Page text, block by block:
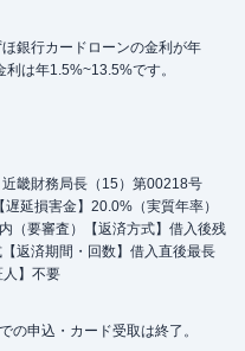
銀行カードローンの金利が年
は年1.5%~13.5%です。
畿財務局長（15）第00218号
延損害金】20.0%（実質年率）
（要審査）【返済方式】借入後残
返済期間・回数】借入直後最長
】不要
申込・カード受取は終了。